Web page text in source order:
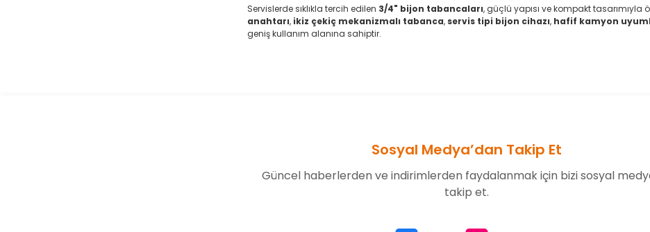
Servislerde sıklıkla tercih edilen 3/4" bijon tabancaları, güçlü yapısı ve kompakt tasarımıyla
anahtarı, ikiz çekiç mekanizmalı tabanca, servis tipi bijon cihazı, hafif kamyon
geniş kullanım alanına sahiptir.
Sosyal Medya’dan Takip Et
Güncel haberlerden ve indirimlerden faydalanmak için bizi sosyal
takip et.